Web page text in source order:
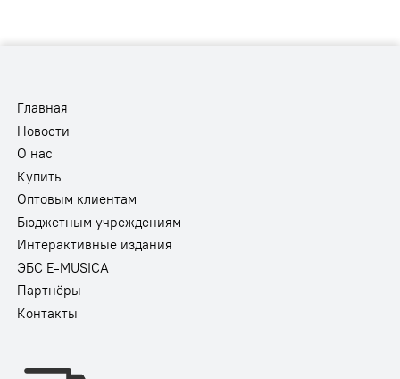
Главная
Новости
О нас
Купить
Оптовым клиентам
Бюджетным учреждениям
Интерактивные издания
ЭБС E-MUSICA
Партнёры
Контакты